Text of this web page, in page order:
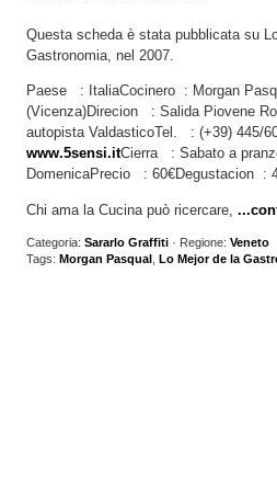
Questa scheda è stata pubblicata su
Gastronomia, nel 2007.
Paese : ItaliaCocinero : Morgan
(Vicenza)Direcion : Salida Piovene
autopista ValdasticoTel. : (+39) 445/
www.5sensi.itCierra : Sabato a
DomenicaPrecio : 60€Degustacion :
Chi ama la Cucina può ricercare,
Categoria:Sararlo Graffiti · Regione:Veneto
Tags:Morgan Pasqual ,Lo Mejor de la